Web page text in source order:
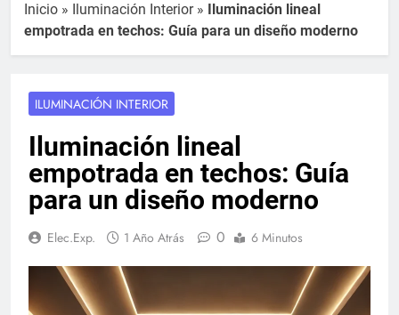
Inicio » Iluminación Interior» Iluminación lineal
empotrada en techos: Guía para un diseño moderno
ILUMINACIÓN INTERIOR
Iluminación lineal
empotrada en techos: Guía
para un diseño moderno
Elec.Exp. 1 Año Atrás 0 6 Minutos